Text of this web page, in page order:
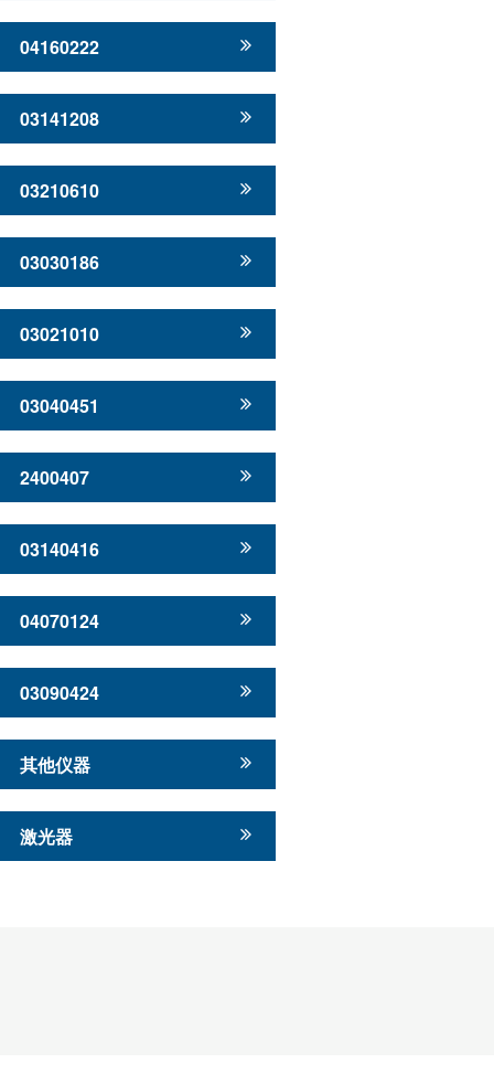
04160222
03141208
03210610
03030186
03021010
03040451
2400407
03140416
04070124
03090424
其他仪器
激光器